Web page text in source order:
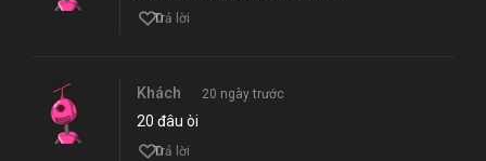
0
Trả lời
Khách 20 ngày trước
20 đâu òi
0
Trả lời